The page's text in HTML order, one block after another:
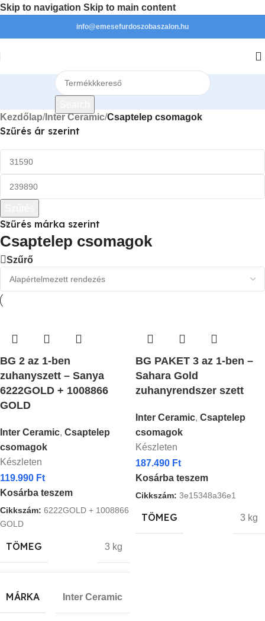
Skip to navigation Skip to main content
info@emesefurdoszobaszalon.hu
Kezdőlap/Inter Ceramic/Csaptelep csomagok
Szűrés ár szerint
Szűrés márka szerint
Csaptelep csomagok
Szűrő
BG 2 az 1-ben
zuhanyszett – Sanya
6222GOLD + 1008866
GOLD
Inter Ceramic, Csaptelep
csomagok
Készleten
119.990 Ft
Kosárba teszem
Cikkszám: 6222GOLD + 1008866
GOLD
TÖMEG 3 kg
MÁRKA Inter Ceramic
BG PAKET 3 az 1-ben –
Sahara Gold
zuhanyrendszer szett
Inter Ceramic, Csaptelep
csomagok
Készleten
187.490 Ft
Kosárba teszem
Cikkszám: 3e15348a36e1
TÖMEG 3 kg